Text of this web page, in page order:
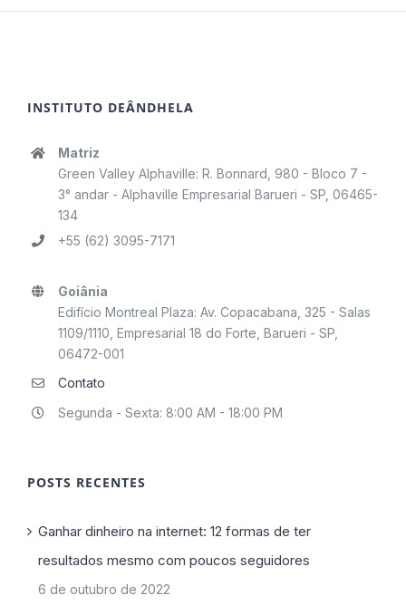
INSTITUTO DEÂNDHELA
Matriz
Green Valley Alphaville: R. Bonnard, 980 - Bloco 7 -
3° andar - Alphaville Empresarial Barueri - SP, 06465-
134
+55 (62) 3095-7171
Goiânia
Edifício Montreal Plaza: Av. Copacabana, 325 - Salas
1109/1110, Empresarial 18 do Forte, Barueri - SP,
06472-001
Contato
Segunda - Sexta: 8:00 AM - 18:00 PM
POSTS RECENTES
Ganhar dinheiro na internet: 12 formas de ter
resultados mesmo com poucos seguidores
6 de outubro de 2022